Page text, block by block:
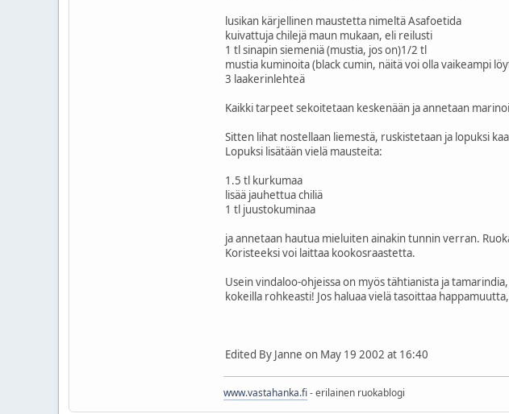
lusikan kärjellinen maustetta nimeltä Asafoetida
kuivattuja chilejä maun mukaan, eli reilusti
1 tl sinapin siemeniä (mustia, jos on)1/2 tl
mustia kuminoita (black cumin, näitä voi olla vaikeampi
3 laakerinlehteä
Kaikki tarpeet sekoitetaan keskenään ja annetaan
Sitten lihat nostellaan liemestä, ruskistetaan ja lopuksi
Lopuksi lisätään vielä mausteita:
1.5 tl kurkumaa
lisää jauhettua chiliä
1 tl juustokuminaa
ja annetaan hautua mieluiten ainakin tunnin verran.
Koristeeksi voi laittaa kookosraastetta.
Usein vindaloo-ohjeissa on myös tähtianista ja
kokeilla rohkeasti! Jos haluaa vielä tasoittaa
Edited By Janne on May 19 2002 at 16:40
www.vastahanka.fi- erilainen ruokablogi